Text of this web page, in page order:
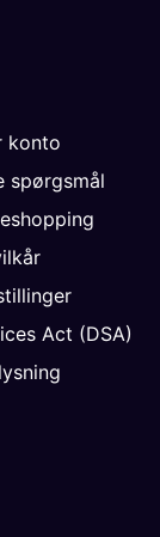
konto
spørgsmål
Act (DSA)